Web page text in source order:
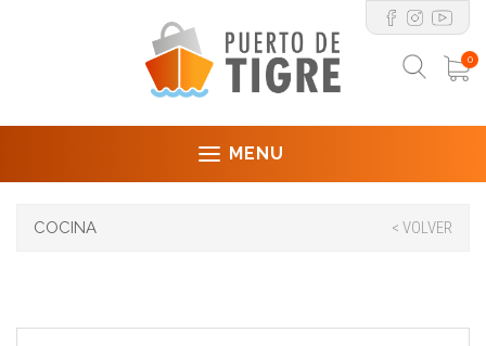
0
MENU
COCINA < VOLVER